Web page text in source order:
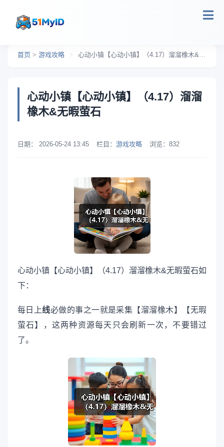
首页 > 游戏攻略 > 心动小镇【心动小镇】（4.17）溜溜橡木&无暇萤石
心动小镇【心动小镇】（4.17）溜溜
橡木&无暇萤石
日期： 2026-05-24 13:45 栏目： 游戏攻略 浏览： 832
心动小镇【心动小镇】（4.17）溜溜橡木&无暇萤石如
下：
每日上线必做的事之一就是采集【溜溜橡木】【无瑕
萤石】，这两种资源每天只会刷新一次，不要错过
了。